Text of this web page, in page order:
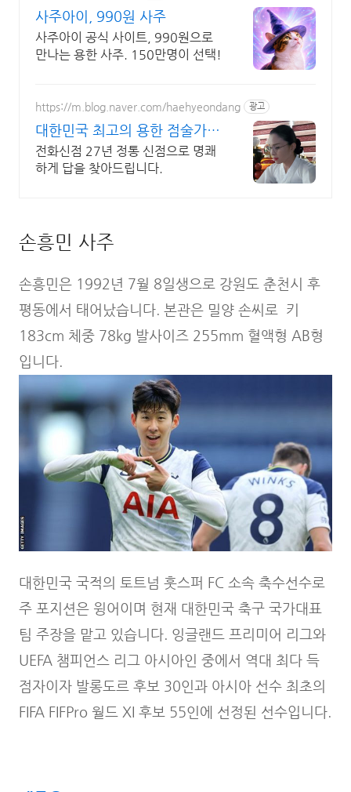
사주아이, 990원 사주
사주아이 공식 사이트, 990원으로
만나는 용한 사주. 150만명이 선택!
https://m.blog.naver.com/haehyeondang 광고
대한민국 최고의 용한 점술가
국가무형문화재 강연희원장
전화신점 27년 정통 신점으로 명쾌
하게 답을 찾아드립니다.
손흥민 사주
손흥민은 1992년 7월 8일생으로 강원도 춘천시 후
평동에서 태어났습니다. 본관은 밀양 손씨로 키
183cm 체중 78kg 발사이즈 255mm 혈액형 AB형
입니다.
대한민국 국적의 토트넘 훗스퍼 FC 소속 축수선수로
주 포지션은 윙어이며 현재 대한민국 축구 국가대표
팀 주장을 맡고 있습니다. 잉글랜드 프리미어 리그와
UEFA 챔피언스 리그 아시아인 중에서 역대 최다 득
점자이자 발롱도르 후보 30인과 아시아 선수 최초의
FIFA FIFPro 월드 XI 후보 55인에 선정된 선수입니다.